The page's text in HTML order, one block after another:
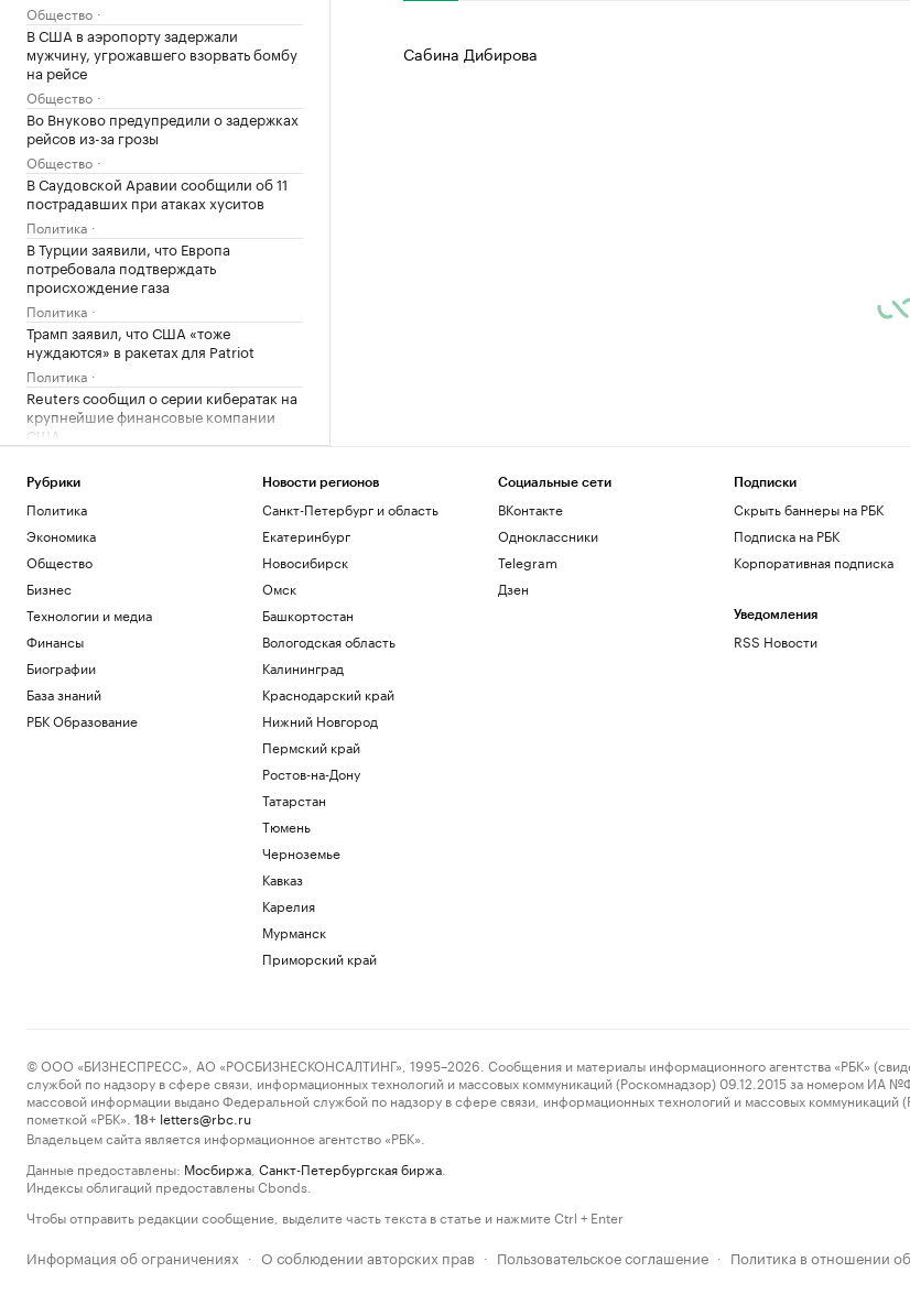
Общество
В США в аэропорту задержали
мужчину, угрожавшего взорвать бомбу
на рейсе
Общество
Во Внуково предупредили о задержках
рейсов из-за грозы
Общество
В Саудовской Аравии сообщили об 11
пострадавших при атаках хуситов
Политика
В Турции заявили, что Европа
потребовала подтверждать
происхождение газа
Политика
Трамп заявил, что США «тоже
нуждаются» в ракетах для Patriot
Политика
Reuters сообщил о серии кибератак на
крупнейшие финансовые компании
США
Трамп подписал указы,
гражданство по рождению
Политика
В Пензенской области ввели план
«Ковер»
Политика
Четыре человека погибли при взрыве в
автобусе в Сирии
Общество
Сабина Дибирова
Рубрики
Политика
Экономика
Общество
Бизнес
Технологии и медиа
Финансы
Биографии
База знаний
РБК Образование
Новости регионов
Санкт-Петербург и область
Екатеринбург
Новосибирск
Омск
Башкортостан
Вологодская область
Калининград
Краснодарский край
Нижний Новгород
Пермский край
Ростов-на-Дону
Татарстан
Тюмень
Черноземье
Кавказ
Карелия
Мурманск
Приморский край
Социальные сети
ВКонтакте
Одноклассники
Telegram
Дзен
Подписки
Скрыть баннеры на РБК
Подписка на РБК
Корпоративная подписка
Уведомления
RSS Новости
© ООО «БИЗНЕСПРЕСС», АО «РОСБИЗНЕСКОНСАЛТИНГ», 1995–2026. Сообщения и материалы информационного агентства «РБК»
службой по надзору в сфере связи, информационных технологий и массовых коммуникаций (Роскомнадзор) 09.12.2015 за номером ИА
массовой информации выдано Федеральной службой по надзору в сфере связи, информационных технологий и массовых
пометкой «РБК».
18+ letters@rbc.ru
Владельцем сайта является информационное агентство «РБК».
Данные предоставлены: Мосбиржа Санкт-Петербургская биржа
Индексы облигаций предоставлены Cbonds.
Чтобы отправить редакции сообщение, выделите часть текста в статье и нажмите Ctrl + Enter
Информация об ограничениях · О соблюдении авторских прав · Пользовательское соглашение · Политика в отношении